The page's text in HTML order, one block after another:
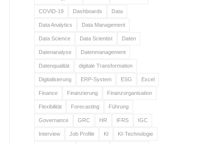
COVID-19 Dashboards Data
Data Analytics Data Management
Data Science Data Scientist Daten
Datenanalyse Datenmanagement
Datenqualität digitale Transformation
Digitalisierung ERP-System ESG Excel
Finance Finanzierung Finanzorganisation
Flexibilität Forecasting Führung
Governance GRC HR IFRS IGC
Interview Job Profile KI KI-Technologie